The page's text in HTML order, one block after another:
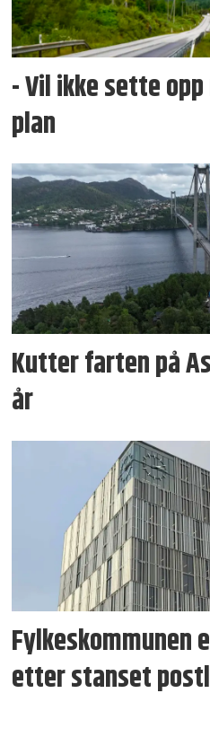
- Vil ikke sette
plan
Kutter farten på
år
Fylkeskommunen
etter stanset